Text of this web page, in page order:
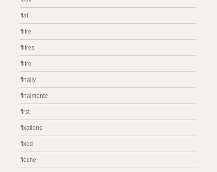
fiat
filtre
filtres
filtro
finally
finalmente
first
fixations
fixed
flèche